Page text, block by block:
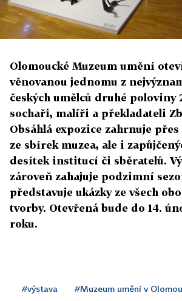
Olomoucké Muzeum umění
věnovanou jednomu z
českých umělců druhé poloviny
sochaři, malíři a překladateli
Obsáhlá expozice zahrnuje
ze sbírek muzea, ale i
desítek institucí či sběratelů.
zároveň zahajuje podzimní
představuje ukázky ze všech
tvorby. Otevřená bude do 14.
roku.
#výstava #Muzeum umění v